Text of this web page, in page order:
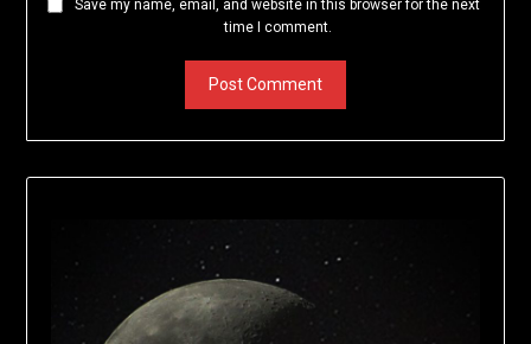
Save my name, email, and website in this browser for the next
time I comment.